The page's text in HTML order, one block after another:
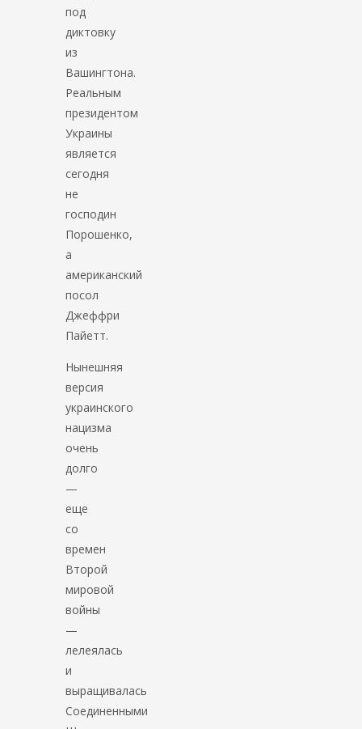
под
диктовку
из
Вашингтона.
Реальным
президентом
Украины
является
сегодня
не
господин
Порошенко,
а
американский
посол
Джеффри
Пайетт.
Нынешняя
версия
украинского
нацизма
очень
долго
—
еще
со
времен
Второй
мировой
войны
—
лелеялась
и
выращивалась
Соединенными